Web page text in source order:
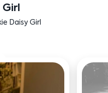
Girl
Daisy Girl